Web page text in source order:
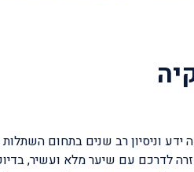
וניסיון רב שנים בתחום
לדרכם עם שיער מלא ועשיר,